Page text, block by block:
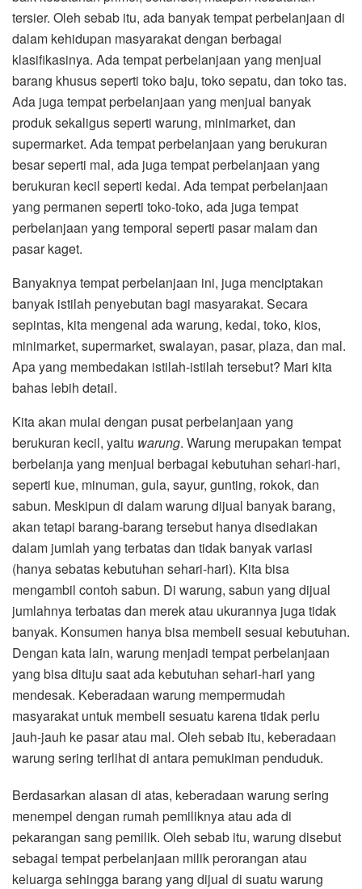
tersier. Oleh sebab itu, ada banyak tempat perbelanjaan di
dalam kehidupan masyarakat dengan berbagai
klasifikasinya. Ada tempat perbelanjaan yang menjual
barang khusus seperti toko baju, toko sepatu, dan toko tas.
Ada juga tempat perbelanjaan yang menjual banyak
produk sekaligus seperti warung, minimarket, dan
supermarket. Ada tempat perbelanjaan yang berukuran
besar seperti mal, ada juga tempat perbelanjaan yang
berukuran kecil seperti kedai. Ada tempat perbelanjaan
yang permanen seperti toko-toko, ada juga tempat
perbelanjaan yang temporal seperti pasar malam dan
pasar kaget.
Banyaknya tempat perbelanjaan ini, juga menciptakan
banyak istilah penyebutan bagi masyarakat. Secara
sepintas, kita mengenal ada warung, kedai, toko, kios,
minimarket, supermarket, swalayan, pasar, plaza, dan mal.
Apa yang membedakan istilah-istilah tersebut? Mari kita
bahas lebih detail.
Kita akan mulai dengan pusat perbelanjaan yang
berukuran kecil, yaitu warung. Warung merupakan tempat
berbelanja yang menjual berbagai kebutuhan sehari-hari,
seperti kue, minuman, gula, sayur, gunting, rokok, dan
sabun. Meskipun di dalam warung dijual banyak barang,
akan tetapi barang-barang tersebut hanya disediakan
dalam jumlah yang terbatas dan tidak banyak variasi
(hanya sebatas kebutuhan sehari-hari). Kita bisa
mengambil contoh sabun. Di warung, sabun yang dijual
jumlahnya terbatas dan merek atau ukurannya juga tidak
banyak. Konsumen hanya bisa membeli sesuai kebutuhan.
Dengan kata lain, warung menjadi tempat perbelanjaan
yang bisa dituju saat ada kebutuhan sehari-hari yang
mendesak. Keberadaan warung mempermudah
masyarakat untuk membeli sesuatu karena tidak perlu
jauh-jauh ke pasar atau mal. Oleh sebab itu, keberadaan
warung sering terlihat di antara pemukiman penduduk.
Berdasarkan alasan di atas, keberadaan warung sering
menempel dengan rumah pemiliknya atau ada di
pekarangan sang pemilik. Oleh sebab itu, warung disebut
sebagai tempat perbelanjaan milik perorangan atau
keluarga sehingga barang yang dijual di suatu warung